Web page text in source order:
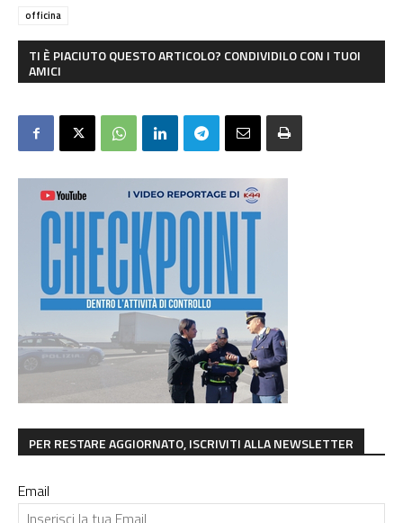
officina
TI È PIACIUTO QUESTO ARTICOLO? CONDIVIDILO CON I TUOI
AMICI
PER RESTARE AGGIORNATO, ISCRIVITI ALLA NEWSLETTER
Email